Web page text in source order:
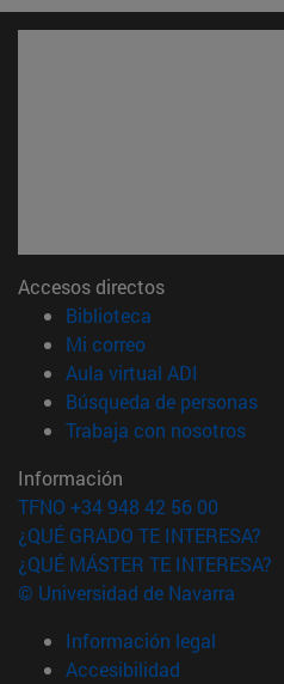
Accesos directos
Biblioteca
Mi correo(abre en nueva
Aula virtual ADI
Búsqueda de personas
Trabaja con nosotros
Información
TFNO +34 948 42 56 00
¿QUÉ GRADO TE INTERESA?
¿QUÉ MÁSTER TE INTERESA?
© Universidad de Navarra
Información legal
Accesibilidad